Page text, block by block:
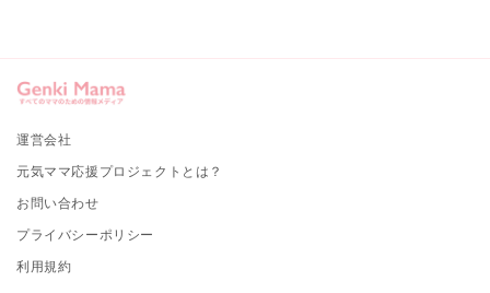
運営会社
元気ママ応援プロジェクトとは？
お問い合わせ
プライバシーポリシー
利用規約